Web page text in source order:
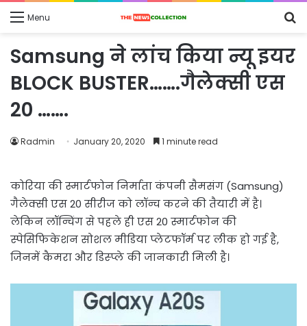
Menu
Samsung ने लांच किया न्यू इयर
BLOCK BUSTER…….गैलेक्सी एस
20 …….
Radmin January 20, 2020 1 minute read
कोरिया की स्मार्टफोन निर्माता कंपनी सैमसंग (Samsung)
गैलेक्सी एस 20 सीरीज को लॉन्च करने की तैयारी में है।
लेकिन लॉन्चिंग से पहले ही एस 20 स्मार्टफोन की
स्पेसिफिकेशन सोशल मीडिया प्लेटफॉर्म पर लीक हो गई है,
जिनमें कैमरा और डिस्प्ले की जानकारी मिली है।